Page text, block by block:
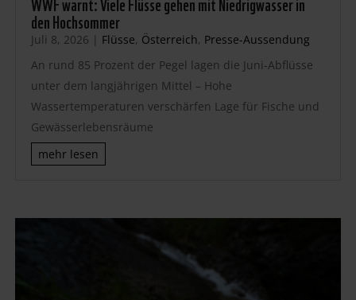
den Hochsommer
Juli 8, 2026 | Flüsse, Österreich, Presse-Aussendung
An rund 85 Prozent der Pegel lagen die Juni-Abflüsse
unter dem langjährigen Mittel – Hohe
Wassertemperaturen verschärfen Lage für Fische und
Gewässerlebensräume
mehr lesen